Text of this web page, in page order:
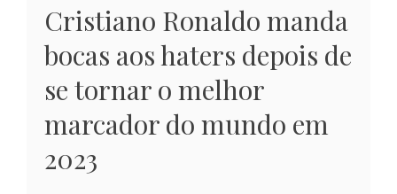
Cristiano Ronaldo manda
bocas aos haters depois de
se tornar o melhor
marcador do mundo em
2023